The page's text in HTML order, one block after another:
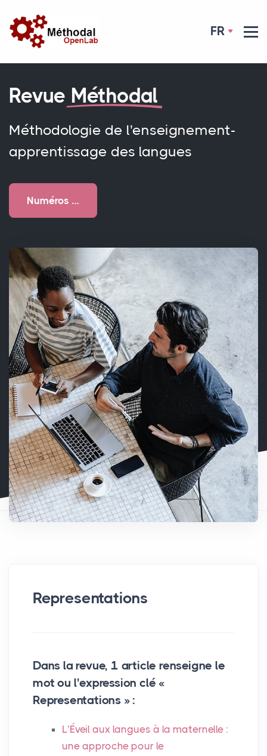
FR
Revue Méthodal
Méthodologie de l'enseignement-
apprentissage des langues
Numéros …
Representations
Dans la revue, 1 article renseigne le
mot ou l'expression clé «
Representations » :
L’Éveil aux langues à la maternelle :
une approche pour le